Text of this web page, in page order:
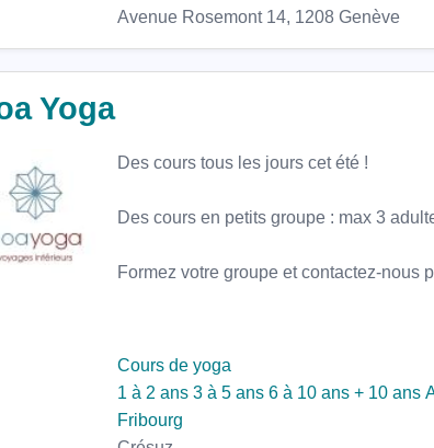
Avenue Rosemont 14, 1208 Genève
Yoga
Des cours tous les jours cet été !
Des cours en petits groupe : max 3
Formez votre groupe et contactez-nous
Cours de yoga
1 à 2 ans 3 à 5 ans 6 à 10 ans + 10 ans
Fribourg